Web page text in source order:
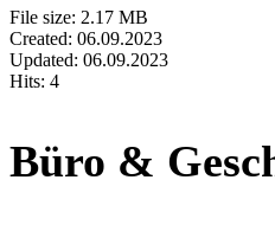
File size: 2.17 MB
Created: 06.09.2023
Updated: 06.09.2023
Hits: 4
Büro &